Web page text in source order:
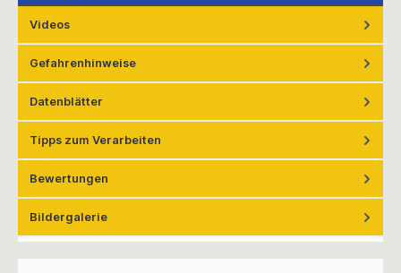
Videos
Gefahrenhinweise
Datenblätter
Tipps zum Verarbeiten
Bewertungen
Bildergalerie